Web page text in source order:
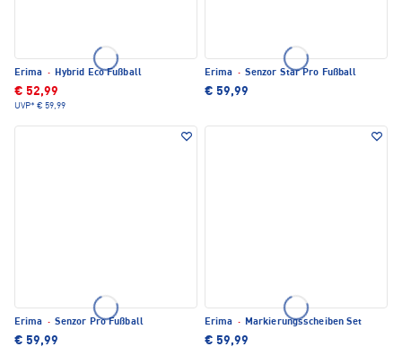
Erima · Hybrid Eco Fußball
€ 52,99
UVP* € 59,99
Erima · Senzor Star Pro Fußball
€ 59,99
Erima · Senzor Pro Fußball
€ 59,99
Erima · Markierungsscheiben Set
€ 59,99